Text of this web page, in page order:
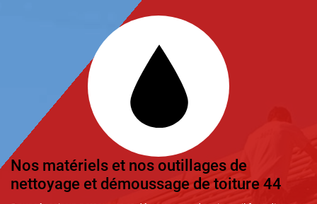
Nos matériels et nos outillages de
nettoyage et démoussage de toiture 44